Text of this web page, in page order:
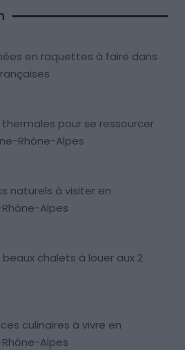
en raquettes à faire dans
pour se ressourcer
Rhône-Alpes
naturels à visiter en
Alpes
beaux chalets à louer aux 2
culinaires à vivre en
Alpes